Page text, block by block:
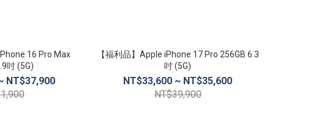
16 Pro Max
吋 (5G)
NT$37,900
【福利品】Apple iPhone 17 Pro 256GB 6.3
吋 (5G)
NT$33,600 ~ NT$35,600
NT$39,900